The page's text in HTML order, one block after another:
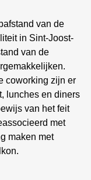
van de
in Sint-Joost-
van de
coworking zijn er
lunches en diners
van het feit
met
maken met